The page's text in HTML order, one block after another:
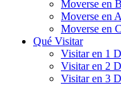
Moverse en
Moverse en
Moverse en
Qué Visitar
Visitar en 1
Visitar en 2
Visitar en 3